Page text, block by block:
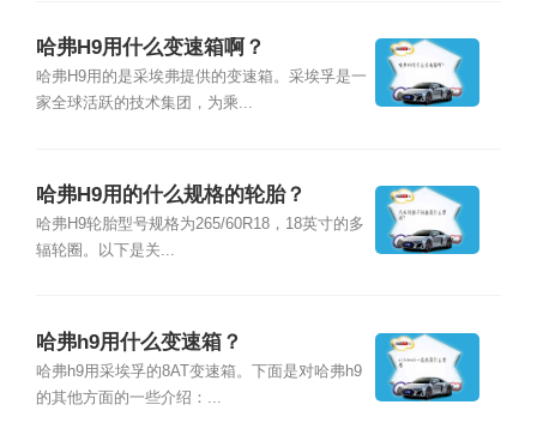
哈弗H9用什么变速箱啊？
哈弗H9用的是采埃弗提供的变速箱。采埃孚是一
家全球活跃的技术集团，为乘...
哈弗H9用的什么规格的轮胎？
哈弗H9轮胎型号规格为265/60R18，18英寸的多
辐轮圈。以下是关...
哈弗h9用什么变速箱？
哈弗h9用采埃孚的8AT变速箱。下面是对哈弗h9
的其他方面的一些介绍：...